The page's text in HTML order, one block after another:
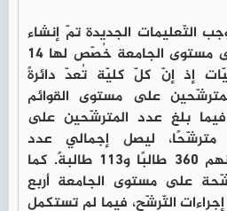
التّعليمات الجديدة تمّ إنشاء
دائرةٍ انتخابيّة عامّة على مستوى الجامعة خُصّص لها 14
للكلّيّات إذ إنّ كلّ كليّة تُعدّ دائرةً
على مستوى القوائم
مترشّحًا، فيما بلغ عدد المترشّحين على
الكلّيّات 459 مترشّحًا، ليصل إجمالي عدد
المترشّحين إلى 473، منهم 360 طالبًا و113 طالبةً. كما
على مستوى الجامعة أربع
التّرشّح، فيما لم تستكمل